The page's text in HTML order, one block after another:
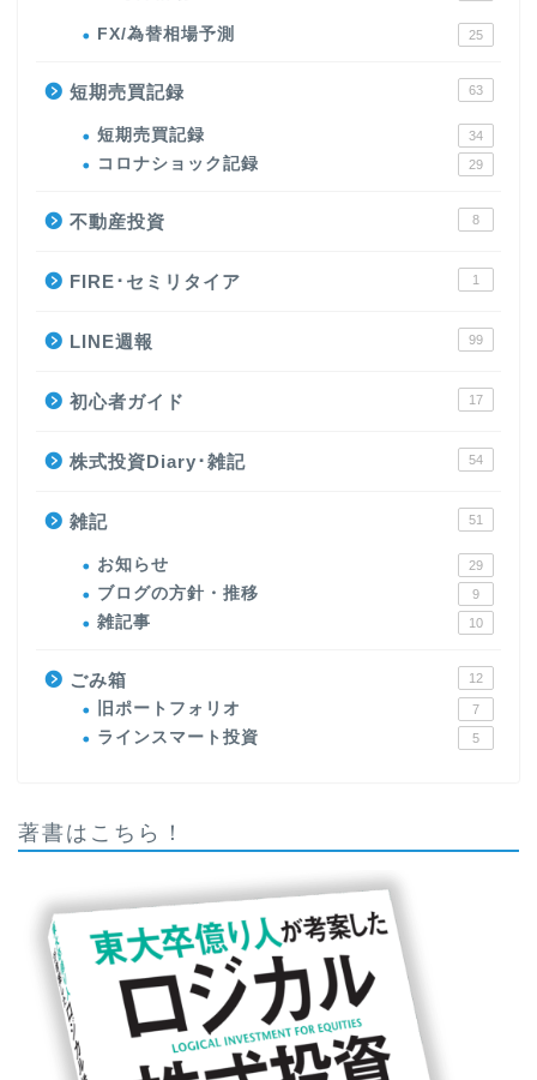
FX/為替相場予測 25
短期売買記録 63
短期売買記録 34
コロナショック記録 29
不動産投資 8
FIRE･セミリタイア 1
LINE週報 99
初心者ガイド 17
株式投資Diary･雑記 54
雑記 51
お知らせ 29
ブログの方針・推移 9
雑記事 10
ごみ箱 12
旧ポートフォリオ 7
ラインスマート投資 5
著書はこちら！